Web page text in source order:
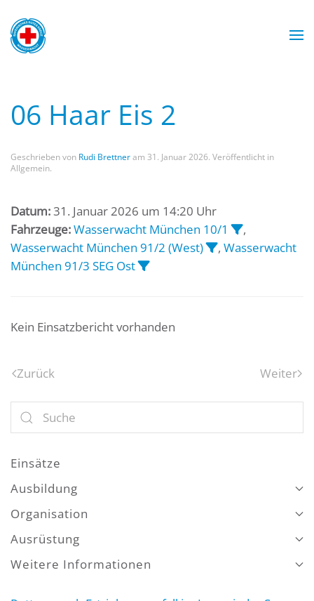
Zum Hauptinhalt springen
06 Haar Eis 2
Geschrieben von Rudi Brettneram 31. Januar 2026. Veröffentlicht in
Allgemein.
Datum:31. Januar 2026 um 14:20 Uhr
Fahrzeuge:Wasserwacht München 10/1
,
Wasserwacht München 91/2 (West)
, Wasserwacht
München 91/3 SEG Ost
Kein Einsatzbericht vorhanden
Zurück Weiter
Einsätze
Ausbildung
Organisation
Ausrüstung
Weitere Informationen